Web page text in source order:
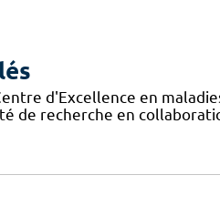
d'Excellence en
de recherche en